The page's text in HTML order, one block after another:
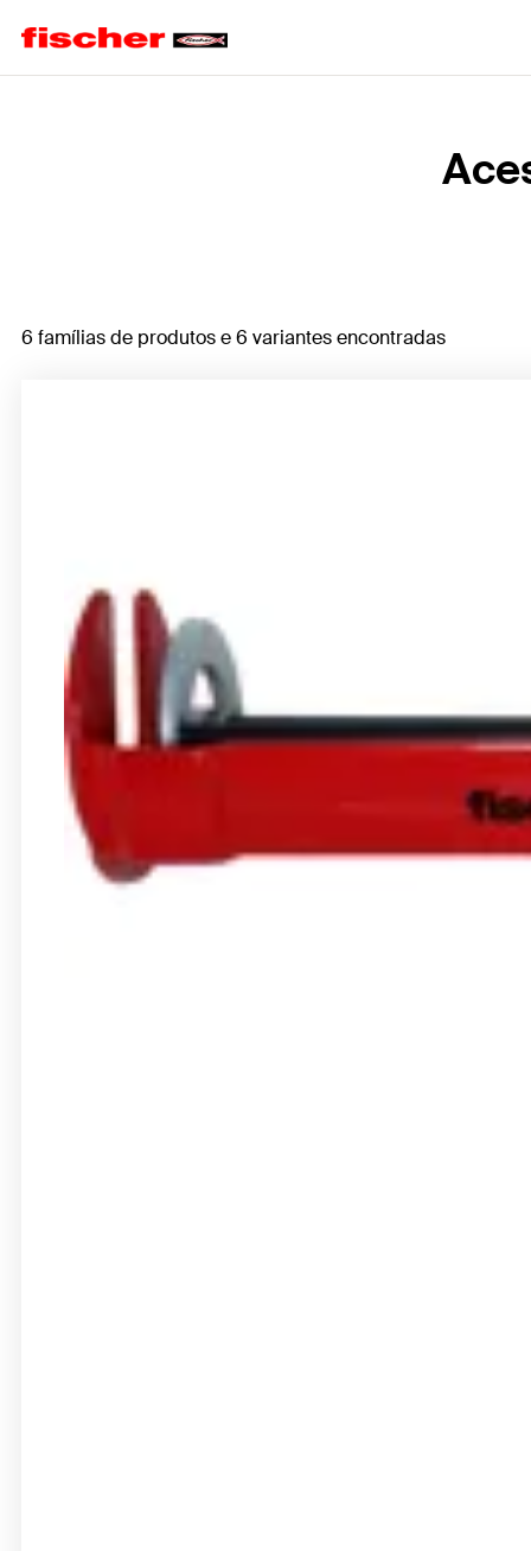
6 famílias de produtos e 6 variantes encontradas